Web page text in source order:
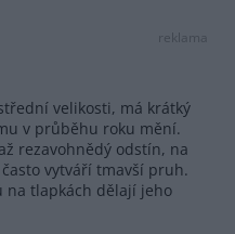
reklama
velikosti, má krátký
v průběhu roku mění.
rezavohnědý odstín, na
vytváří tmavší pruh.
tlapkách dělají jeho